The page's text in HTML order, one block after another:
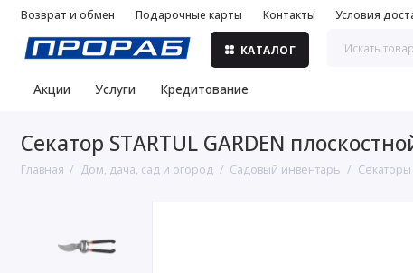
Возврат и обмен Подарочные карты Контакты Условия
КАТАЛОГ
Акции Услуги Кредитование
Секатор STARTUL GARDEN
Главная Дом, дача, сад и огород Садовый инвентарь